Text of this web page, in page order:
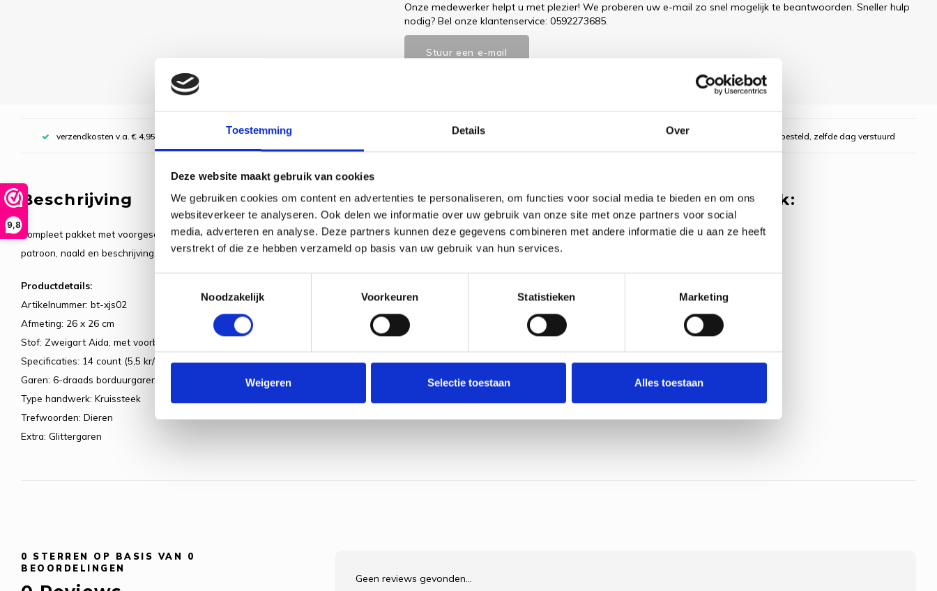
Toestemming Details Over
Deze website maakt gebruik van cookies
We gebruiken cookies om content en advertenties te personaliseren, om functies voor social media te bieden en om ons
websiteverkeer te analyseren. Ook delen we informatie over uw gebruik van onze site met onze partners voor social
media, adverteren en analyse. Deze partners kunnen deze gegevens combineren met andere informatie die u aan ze heeft
verstrekt of die ze hebben verzameld op basis van uw gebruik van hun services.
Noodzakelijk
Voorkeuren Statistieken Marketing
Weigeren Selectie toestaan Alles toestaan
9,8
Onze medewerker helpt u met plezier! We proberen uw e-mail zo snel mogelijk te beantwoorden. Sneller hulp
nodig? Bel onze klantenservice: 0592273685.
Stuur een e-mail
verzendkosten v.a. € 4,95, boven € 70,00 gratis (NL) Goedgekeurd door Webwinkelkeur Voor 16:00 uur besteld, zelfde dag verstuurd
Beschrijving
Compleet pakket met voorgesorteerde borduurgarens. Inclusief de benodigde borduurstof, garens,
patroon, naald en beschrijving.
Productdetails:
Artikelnummer: bt-xjs02
Afmeting: 26 x 26 cm
Stof: Zweigart Aida, met voorbedrukte achtergrond
Specificaties: 14 count (5,5 kr/cm)
Garen: 6-draads borduurgaren
Type handwerk: Kruissteek
Trefwoorden: Dieren
Extra: Glittergaren
Dit vind je misschien ook leuk:
Needle Minder Jane
Threads
0 STERREN OP BASIS VAN 0
BEOORDELINGEN
Geen reviews gevonden...